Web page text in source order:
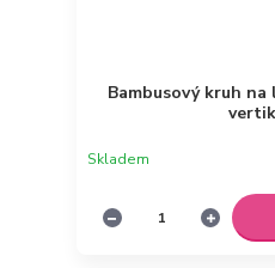
Bambusový kruh
Skladem